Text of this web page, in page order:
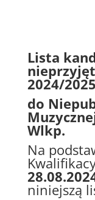
Lista
2024/
do
Wlkp.
Na
niniejszą